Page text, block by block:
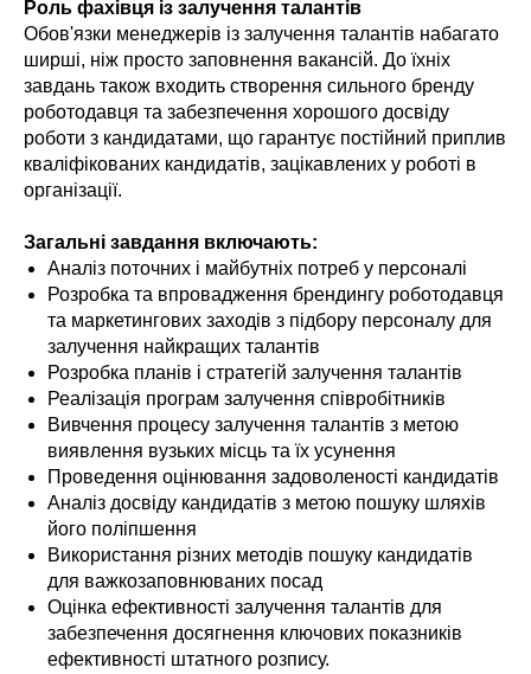
Роль фахівця із залучення талантів
Обов'язки менеджерів із залучення талантів набагато
ширші, ніж просто заповнення вакансій. До їхніх
завдань також входить створення сильного бренду
роботодавця та забезпечення хорошого досвіду
роботи з кандидатами, що гарантує постійний приплив
кваліфікованих кандидатів, зацікавлених у роботі в
організації.
Загальні завдання включають:
Аналіз поточних і майбутніх потреб у персоналі
Розробка та впровадження брендингу роботодавця
та маркетингових заходів з підбору персоналу для
залучення найкращих талантів
Розробка планів і стратегій залучення талантів
Реалізація програм залучення співробітників
Вивчення процесу залучення талантів з метою
виявлення вузьких місць та їх усунення
Проведення оцінювання задоволеності кандидатів
Аналіз досвіду кандидатів з метою пошуку шляхів
його поліпшення
Використання різних методів пошуку кандидатів
для важкозаповнюваних посад
Оцінка ефективності залучення талантів для
забезпечення досягнення ключових показників
ефективності штатного розпису.